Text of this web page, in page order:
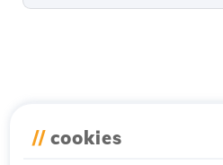
// cookies